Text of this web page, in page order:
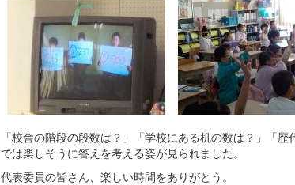
「校舎の階段の段数は？」「学校にある机の数は？」「
では楽しそうに答えを考える姿が見られました。
代表委員の皆さん、楽しい時間をありがとう。